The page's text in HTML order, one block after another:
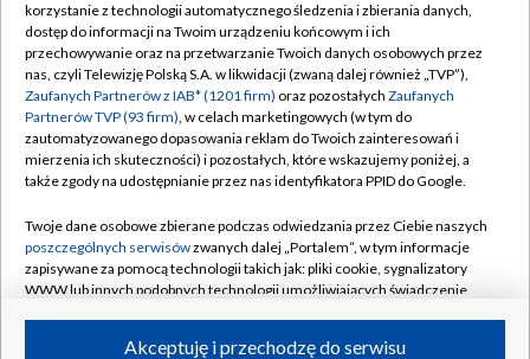
TVP
Abonament TVP
Emisja w TVP
Centrum informacji TVP
Naziemna Telewizja Cyfrowa
Rada Programowa
System NOS
Informacje o nadawcy
Regulamin TVP
Polityka prywatności
Moje zgody
Pomoc
Kontakt
Kanały
korzystanie z technologii automatycznego śledzenia i zbierania danych,
dostęp do informacji na Twoim urządzeniu końcowym i ich
przechowywanie oraz na przetwarzanie Twoich danych osobowych przez
nas, czyli Telewizję Polską S.A. w likwidacji (zwaną dalej również „TVP”),
Zaufanych Partnerów z IAB* (1201 firm) oraz pozostałych Zaufanych
Partnerów TVP (93 firm), w celach marketingowych (w tym do
zautomatyzowanego dopasowania reklam do Twoich zainteresowań i
mierzenia ich skuteczności) i pozostałych, które wskazujemy poniżej, a
także zgody na udostępnianie przez nas identyfikatora PPID do Google.
Twoje dane osobowe zbierane podczas odwiedzania przez Ciebie naszych
poszczególnych serwisówzwanych dalej „Portalem”, w tym informacje
zapisywane za pomocą technologii takich jak: pliki cookie, sygnalizatory
WWW lub innych podobnych technologii umożliwiających świadczenie
ruchu w Internecie.Akceptuję i przechodzę do serwisu